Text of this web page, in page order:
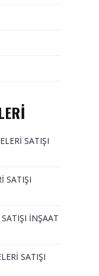
SATIŞI
SATIŞI
İNŞAAT
SATIŞI